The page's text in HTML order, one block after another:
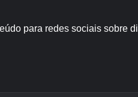
para redes sociais sobre